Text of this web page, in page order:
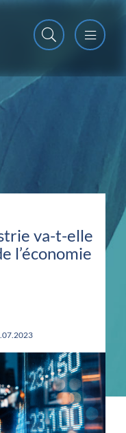
Open
Close
va-t-elle
l’économie